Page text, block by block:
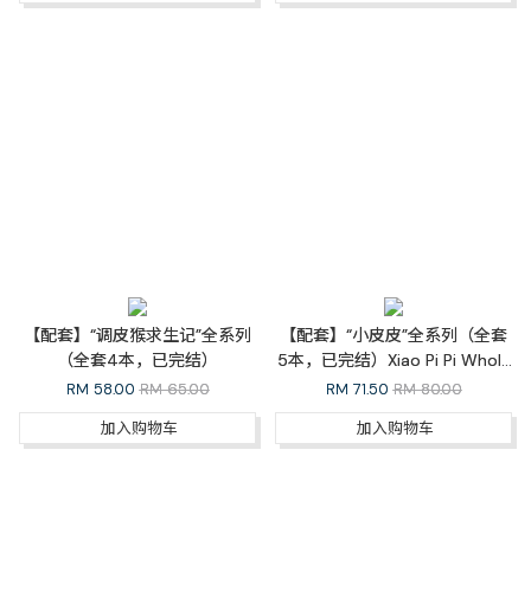
【配套】“调皮猴求生记”全系列
（全套4本，已完结）
RM 58.00 RM 65.00
加入购物车
【配套】“小皮皮”全系列（全套
5本，已完结）Xiao Pi Pi Whole
Series
RM 71.50 RM 80.00
加入购物车